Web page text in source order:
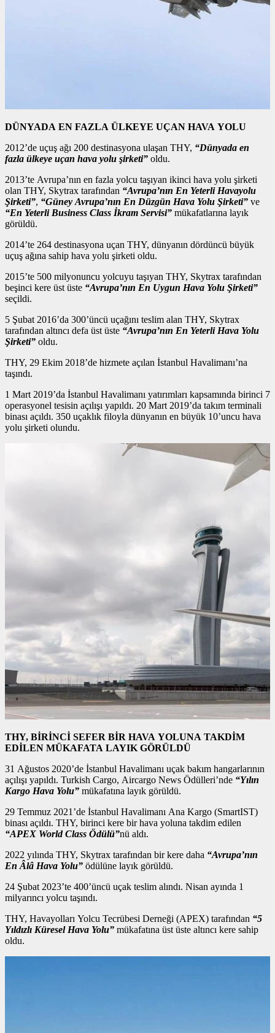
DÜNYADA EN FAZLA ÜLKEYE UÇAN HAVA YOLU
2012’de uçuş ağı 200 destinasyona ulaşan THY, “Dünyada en
fazla ülkeye uçan hava yolu şirketi” oldu.
2013’te Avrupa’nın en fazla yolcu taşıyan ikinci hava yolu şirketi
olan THY, Skytrax tarafından “Avrupa’nın En Yeterli Havayolu
Şirketi”, “Güney Avrupa’nın En Düzgün Hava Yolu Şirketi” ve
“En Yeterli Business Class İkram Servisi” mükafatlarına layık
görüldü.
2014’te 264 destinasyona uçan THY, dünyanın dördüncü büyük
uçuş ağına sahip hava yolu şirketi oldu.
2015’te 500 milyonuncu yolcuyu taşıyan THY, Skytrax tarafından
beşinci kere üst üste “Avrupa’nın En Uygun Hava Yolu Şirketi”
seçildi.
5 Şubat 2016’da 300’üncü uçağını teslim alan THY, Skytrax
tarafından altıncı defa üst üste “Avrupa’nın En Yeterli Hava Yolu
Şirketi” oldu.
THY, 29 Ekim 2018’de hizmete açılan İstanbul Havalimanı’na
taşındı.
1 Mart 2019’da İstanbul Havalimanı yatırımları kapsamında birinci 7
operasyonel tesisin açılışı yapıldı. 20 Mart 2019’da takım terminali
binası açıldı. 350 uçaklık filoyla dünyanın en büyük 10’uncu hava
yolu şirketi olundu.
THY, BİRİNCİ SEFER BİR HAVA YOLUNA TAKDİM
EDİLEN MÜKAFATA LAYIK GÖRÜLDÜ
31 Ağustos 2020’de İstanbul Havalimanı uçak bakım hangarlarının
açılışı yapıldı. Turkish Cargo, Aircargo News Ödülleri’nde “Yılın
Kargo Hava Yolu” mükafatına layık görüldü.
29 Temmuz 2021’de İstanbul Havalimanı Ana Kargo (SmartIST)
binası açıldı. THY, birinci kere bir hava yoluna takdim edilen
“APEX World Class Ödülü”nü aldı.
2022 yılında THY, Skytrax tarafından bir kere daha “Avrupa’nın
En Âlâ Hava Yolu” ödülüne layık görüldü.
24 Şubat 2023’te 400’üncü uçak teslim alındı. Nisan ayında 1
milyarıncı yolcu taşındı.
THY, Havayolları Yolcu Tecrübesi Derneği (APEX) tarafından “5
Yıldızlı Küresel Hava Yolu” mükafatına üst üste altıncı kere sahip
oldu.